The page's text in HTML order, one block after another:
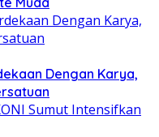
Dengan Karya,